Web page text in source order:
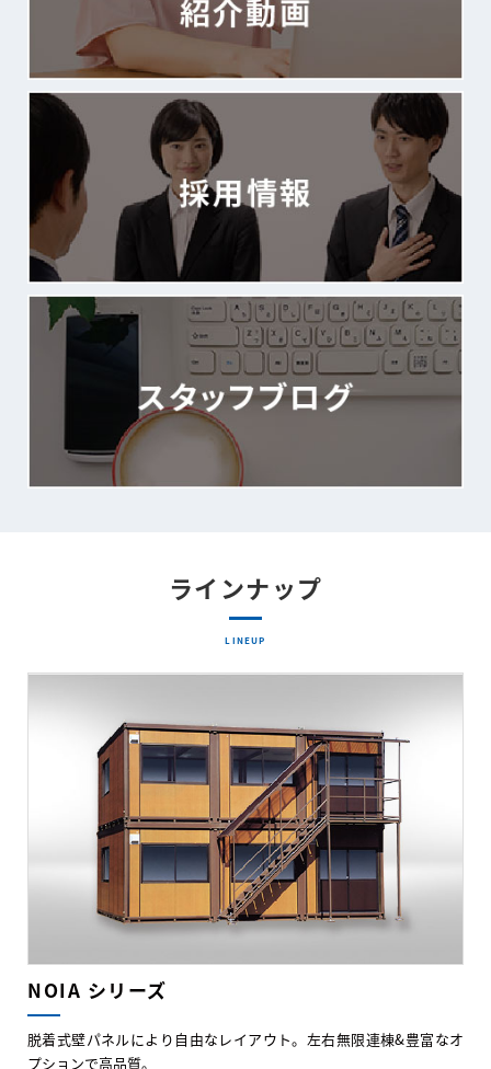
ラインナップ
LINEUP
NOIA シリーズ
脱着式壁パネルにより自由なレイアウト。左右無限連棟&豊富なオ
プションで高品質。